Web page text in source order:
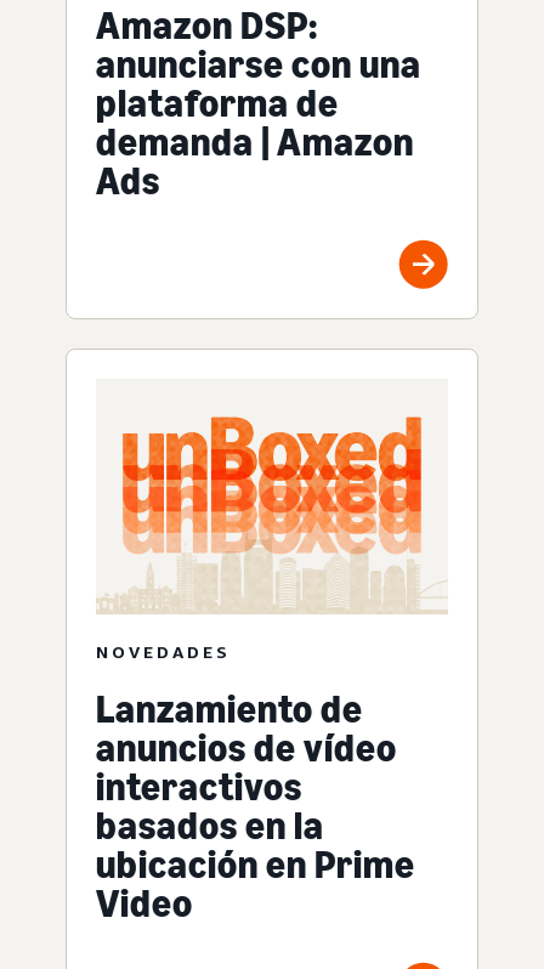
Amazon DSP:
anunciarse con una
plataforma de
demanda | Amazon
Ads
NOVEDADES
Lanzamiento de
anuncios de vídeo
interactivos
basados en la
ubicación en Prime
Video